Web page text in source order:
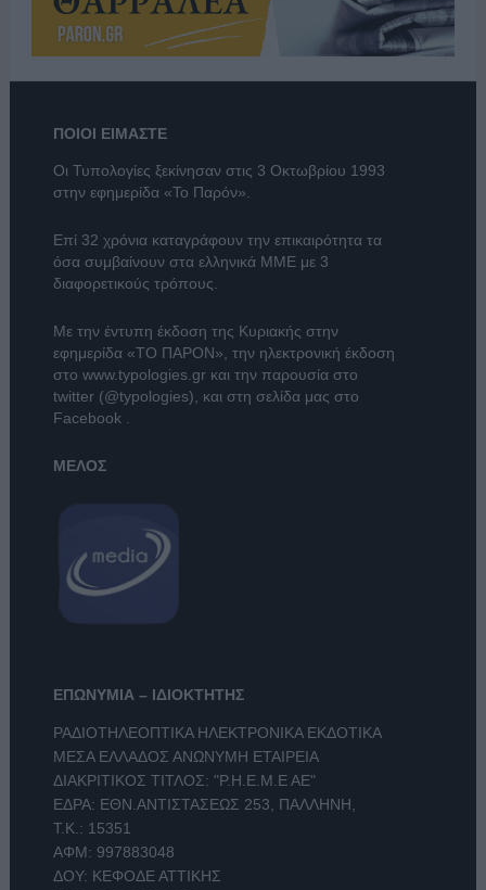
ΠΟΙΟΙ ΕΙΜΑΣΤΕ
Οι Τυπολογίες ξεκίνησαν στις 3 Οκτωβρίου 1993
στην εφημερίδα «Το Παρόν».
Επί 32 χρόνια καταγράφουν την επικαιρότητα τα
όσα συμβαίνουν στα ελληνικά ΜΜΕ με 3
διαφορετικούς τρόπους.
Με την έντυπη έκδοση της Κυριακής στην
εφημερίδα «ΤΟ ΠΑΡΟΝ» , την ηλεκτρονική έκδοση
στο www.typologies.grκαι την παρουσία στο
twitter (@typologies) , και στη σελίδα μας στο
Facebook
ΜΕΛΟΣ
ΕΠΩΝΥΜΙΑ – ΙΔΙΟΚΤΗΤΗΣ
ΡΑΔΙΟΤΗΛΕΟΠΤΙΚΑ ΗΛΕΚΤΡΟΝΙΚΑ ΕΚΔΟΤΙΚΑ
ΜΕΣΑ ΕΛΛΑΔΟΣ ΑΝΩΝΥΜΗ ΕΤΑΙΡΕΙΑ
ΔΙΑΚΡΙΤΙΚΟΣ ΤΙΤΛΟΣ: "Ρ.Η.Ε.Μ.Ε ΑΕ"
ΕΔΡΑ: ΕΘΝ.ΑΝΤΙΣΤΑΣΕΩΣ 253, ΠΑΛΛΗΝΗ,
Τ.Κ.: 15351
ΑΦΜ: 997883048
ΔΟΥ: ΚΕΦΟΔΕ ΑΤΤΙΚΗΣ